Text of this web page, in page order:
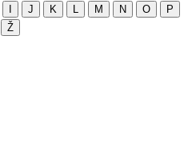
J K M N O
P
Ž